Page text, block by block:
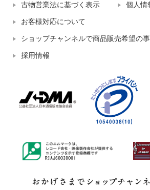
古物営業法に基づく表示 個人情
お客様対応について
ショップチャンネルで商品販売希望の
採用情報